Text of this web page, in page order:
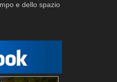
e dello spazio